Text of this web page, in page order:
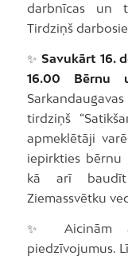
darbnīcas un
Tirdziņš
✨ Savukārt 16.
16.00 Bērnu
tirdziņš
apmeklētāji
iepirkties
kā arī
Ziemassvētku
✨ Aicinām
piedzīvojumus.